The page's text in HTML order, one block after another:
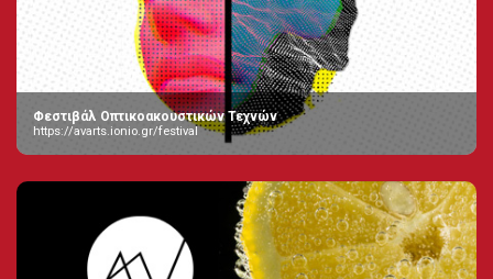
Φεστιβάλ Οπτικοακουστικών Τεχνών
https://avarts.ionio.gr/festival